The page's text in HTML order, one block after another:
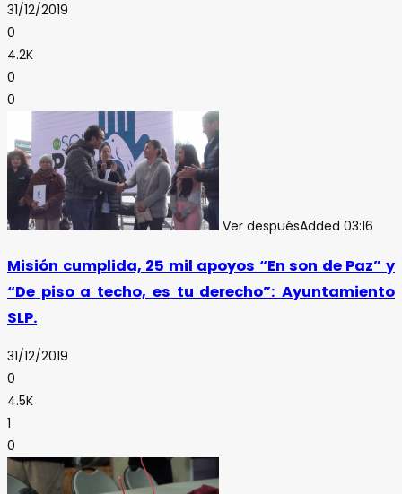
31/12/2019
0
4.2K
0
0
Ver despuésAdded 03:16
Misión cumplida, 25 mil apoyos “En son de Paz” y
“De piso a techo, es tu derecho”: Ayuntamiento
SLP.
31/12/2019
0
4.5K
1
0